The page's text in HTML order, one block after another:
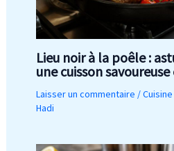
Lieu noir à la poêle :
une cuisson
Laisser un commentaire /
Hadi